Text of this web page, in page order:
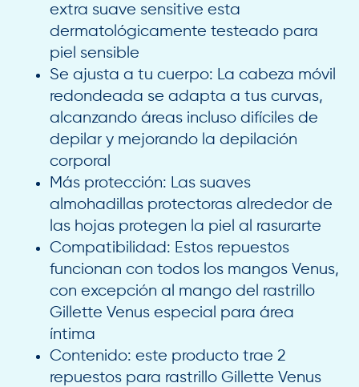
extra suave sensitive esta
dermatológicamente testeado para
piel sensible
Se ajusta a tu cuerpo: La cabeza móvil
redondeada se adapta a tus curvas,
alcanzando áreas incluso difíciles de
depilar y mejorando la depilación
corporal
Más protección: Las suaves
almohadillas protectoras alrededor de
las hojas protegen la piel al rasurarte
Compatibilidad: Estos repuestos
funcionan con todos los mangos Venus,
con excepción al mango del rastrillo
Gillette Venus especial para área
íntima
Contenido: este producto trae 2
repuestos para rastrillo Gillette Venus